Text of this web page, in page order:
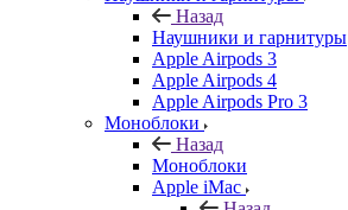
Назад
Наушники и гарнитуры
Apple Airpods 3
Apple Airpods 4
Apple Airpods Pro 3
Моноблоки
Назад
Моноблоки
Apple iMac